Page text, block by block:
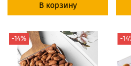
В корзину
-14% -